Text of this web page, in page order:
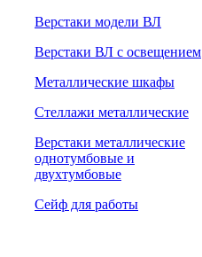
Верстаки модели ВЛ
Верстаки ВЛ с освещением
Металлические шкафы
Стеллажи металлические
Верстаки металлические
однотумбовые и
двухтумбовые
Сейф для работы